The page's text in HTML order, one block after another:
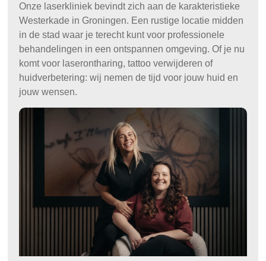
Onze laserkliniek bevindt zich aan de karakteristieke
Westerkade in Groningen. Een rustige locatie midden
in de stad waar je terecht kunt voor professionele
behandelingen in een ontspannen omgeving. Of je nu
komt voor laserontharing, tattoo verwijderen of
huidverbetering: wij nemen de tijd voor jouw huid en
jouw wensen.